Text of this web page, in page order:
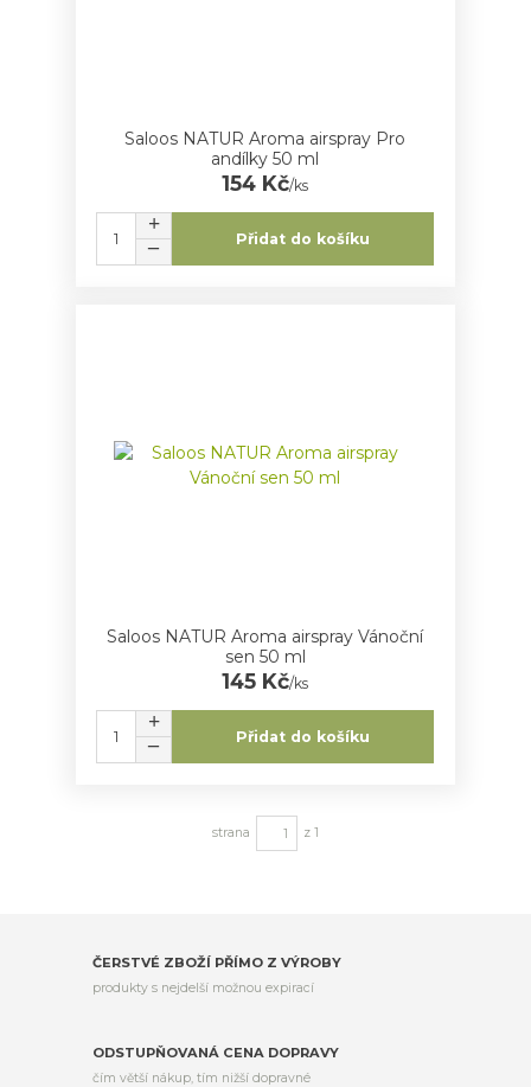
Saloos NATUR Aroma airspray Pro
andílky 50 ml
154 Kč/ks
Přidat do košíku
Saloos NATUR Aroma airspray Vánoční
sen 50 ml
145 Kč/ks
Přidat do košíku
strana z 1
ČERSTVÉ ZBOŽÍ PŘÍMO Z VÝROBY
produkty s nejdelší možnou expirací
ODSTUPŇOVANÁ CENA DOPRAVY
čím větší nákup, tím nižší dopravné